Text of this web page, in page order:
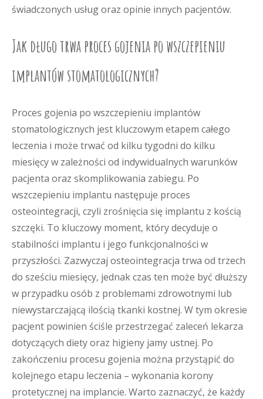
świadczonych usług oraz opinie innych pacjentów.
Jak długo trwa proces gojenia po wszczepieniu
implantów stomatologicznych?
Proces gojenia po wszczepieniu implantów
stomatologicznych jest kluczowym etapem całego
leczenia i może trwać od kilku tygodni do kilku
miesięcy w zależności od indywidualnych warunków
pacjenta oraz skomplikowania zabiegu. Po
wszczepieniu implantu następuje proces
osteointegracji, czyli zrośnięcia się implantu z kością
szczęki. To kluczowy moment, który decyduje o
stabilności implantu i jego funkcjonalności w
przyszłości. Zazwyczaj osteointegracja trwa od trzech
do sześciu miesięcy, jednak czas ten może być dłuższy
w przypadku osób z problemami zdrowotnymi lub
niewystarczającą ilością tkanki kostnej. W tym okresie
pacjent powinien ściśle przestrzegać zaleceń lekarza
dotyczących diety oraz higieny jamy ustnej. Po
zakończeniu procesu gojenia można przystąpić do
kolejnego etapu leczenia – wykonania korony
protetycznej na implancie. Warto zaznaczyć, że każdy